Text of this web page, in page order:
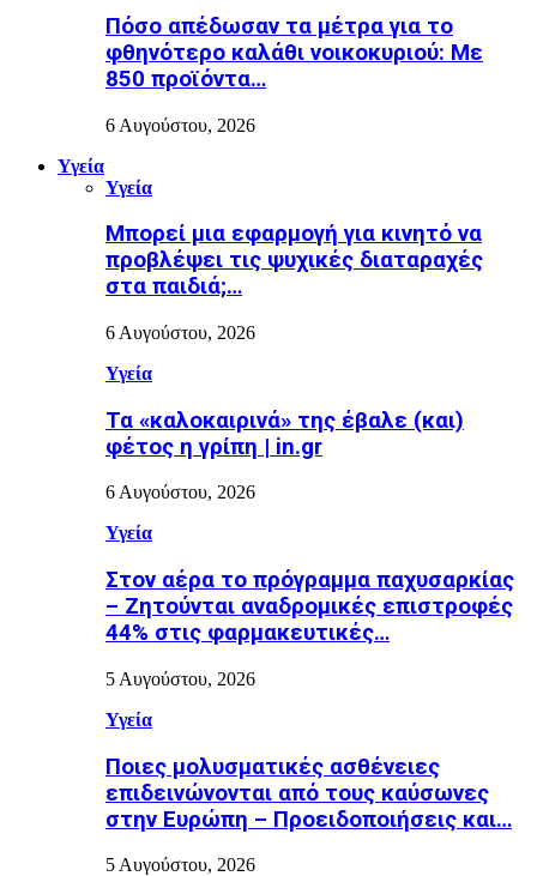
Πόσο απέδωσαν τα μέτρα για το
φθηνότερο καλάθι νοικοκυριού: Με
850 προϊόντα…
6 Αυγούστου, 2026
Υγεία
Υγεία
Μπορεί μια εφαρμογή για κινητό να
προβλέψει τις ψυχικές διαταραχές
στα παιδιά;…
6 Αυγούστου, 2026
Υγεία
Τα «καλοκαιρινά» της έβαλε (και)
φέτος η γρίπη | in.gr
6 Αυγούστου, 2026
Υγεία
Στον αέρα το πρόγραμμα παχυσαρκίας
– Ζητούνται αναδρομικές επιστροφές
44% στις φαρμακευτικές…
5 Αυγούστου, 2026
Υγεία
Ποιες μολυσματικές ασθένειες
επιδεινώνονται από τους καύσωνες
στην Ευρώπη – Προειδοποιήσεις και…
5 Αυγούστου, 2026